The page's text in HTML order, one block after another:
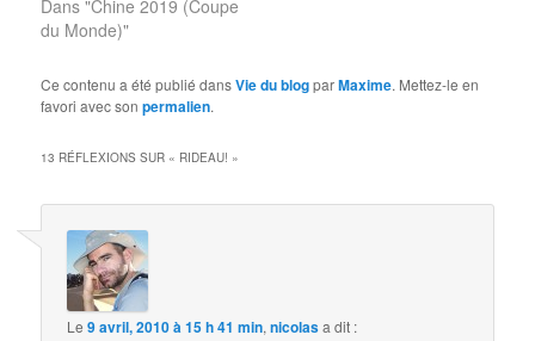
Dans "Chine 2019 (Coupe
du Monde)"
Ce contenu a été publié dansVie du blogparMaxime. Mettez-le en
favori avec sonpermalien.
13 RÉFLEXIONS SUR « RIDEAU! »
Le9 avril, 2010 à 15 h 41 min,nicolasa dit :